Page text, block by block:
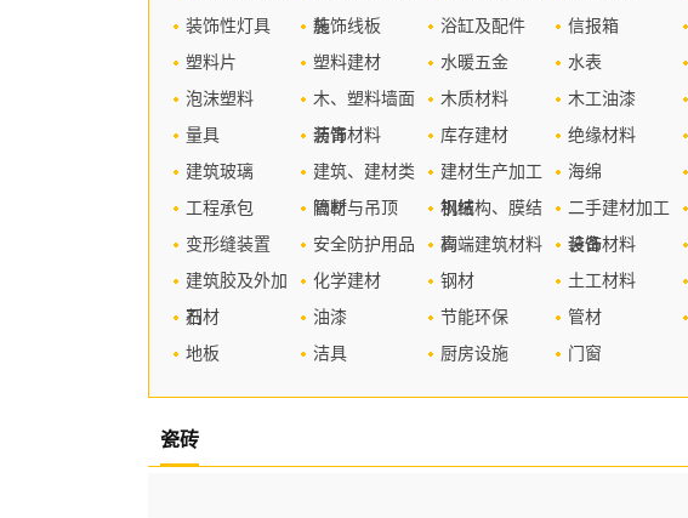
施
装饰性灯具
装饰线板 浴缸及配件 信报箱
塑料片
塑料建材 水暖五金 水表
泡沫塑料
木、塑料墙面
装饰材料
木质材料 木工油漆
量具 沥青 库存建材 绝缘材料
建筑玻璃
建筑、建材类
管材
建材生产加工
机械
海绵
工程承包 隔断与吊顶
钢结构、膜结
构
二手建材加工
设备
变形缝装置
安全防护用品 高端建筑材料 装饰材料
建筑胶及外加
剂
化学建材 钢材 土工材料
石材
油漆 节能环保 管材
地板
洁具 厨房设施 门窗
瓷砖